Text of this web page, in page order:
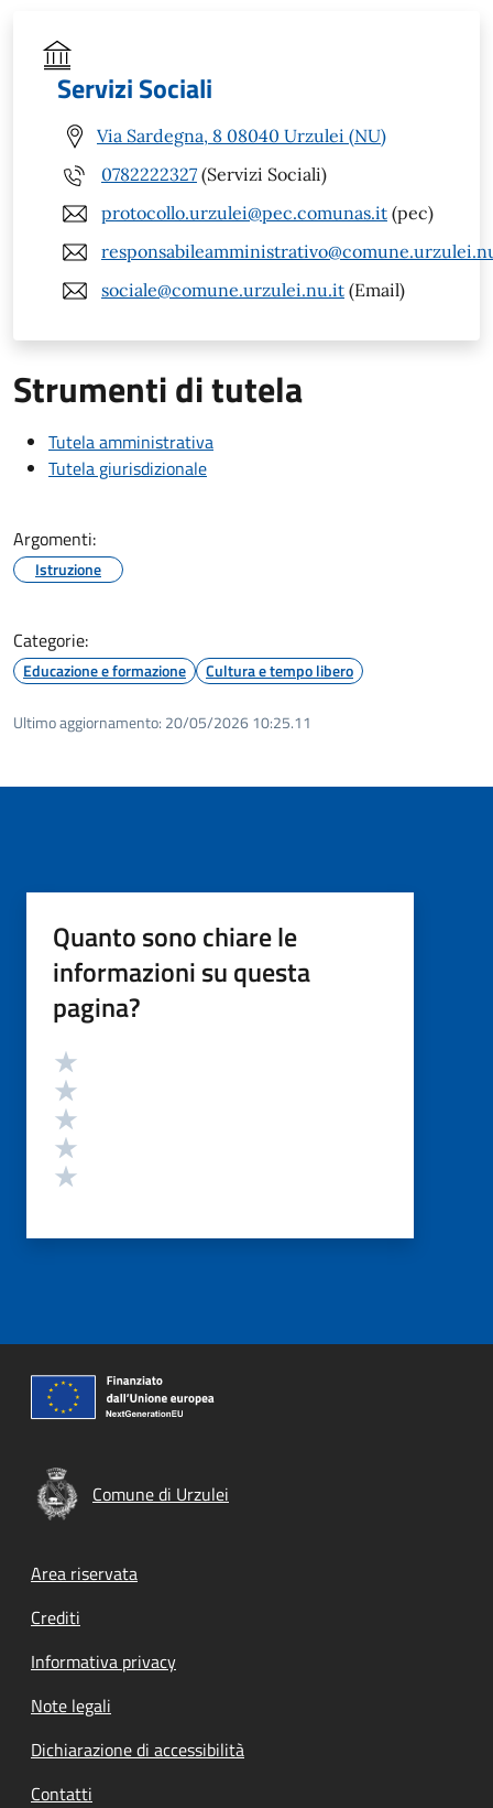
Servizi Sociali
Via Sardegna, 8 08040 Urzulei (NU)
0782222327 (Servizi Sociali)
protocollo.urzulei@pec.comunas.it (pec)
sociale@comune.urzulei.nu.it (Email)
Strumenti di tutela
Tutela amministrativa
Tutela giurisdizionale
Argomenti:
Istruzione
Categorie:
Educazione e formazione Cultura e tempo libero
Ultimo aggiornamento: 20/05/2026 10:25.11
Quanto sono chiare le
informazioni su questa
pagina?
Valutazione
Comune di Urzulei
Footer menu
Area riservata
Crediti
Informativa privacy
Note legali
Dichiarazione di accessibilità
Contatti